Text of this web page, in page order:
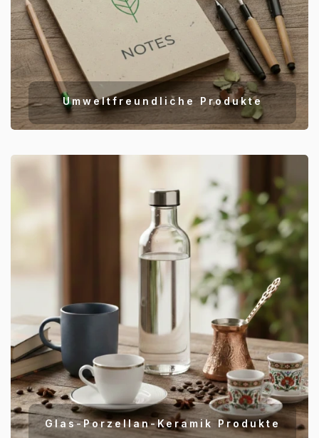
Umweltfreundliche Produkte
Glas-Porzellan-Keramik Produkte